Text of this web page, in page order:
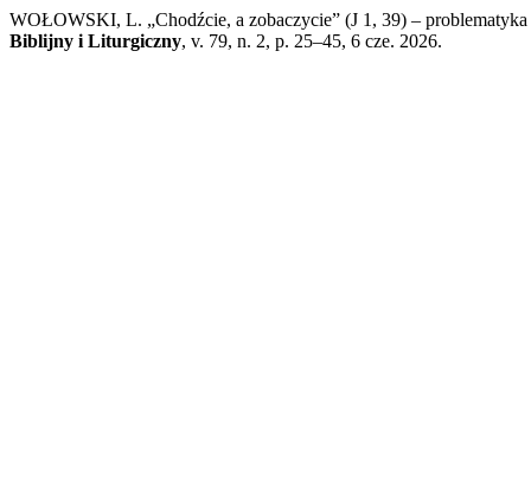
WOŁOWSKI, L. „Chodźcie, a zobaczycie” (J 1, 39) –
Biblijny i Liturgiczny, v. 79, n. 2, p. 25–45, 6 cze. 2026.